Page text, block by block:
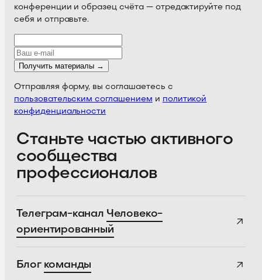
конференции и образец счёта — отредактируйте под
себя и отправьте.
Получить материалы →
Отправляя форму, вы соглашаетесь с
пользовательским соглашением и политикой
конфиденциальности
Станьте частью активного
сообщества
профессионалов
Телеграм-канал Человеко-
ориентированный
Блог команды